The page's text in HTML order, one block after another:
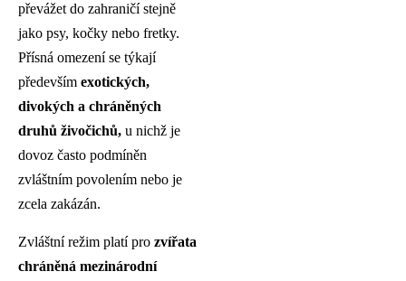
převážet do zahraničí stejně
jako psy, kočky nebo fretky.
Přísná omezení se týkají
především exotických,
divokých a chráněných
druhů živočichů, u nichž je
dovoz často podmíněn
zvláštním povolením nebo je
zcela zakázán.
Zvláštní režim platí pro zvířata
chráněná mezinárodní